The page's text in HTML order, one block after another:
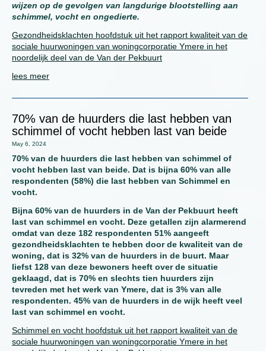
wijzen op de gevolgen van langdurige blootstelling aan
schimmel, vocht en ongedierte.
Gezondheidsklachten hoofdstuk uit het rapport kwaliteit van de
sociale huurwoningen van woningcorporatie Ymere in het
noordelijk deel van de Van der Pekbuurt
lees meer
70% van de huurders die last hebben van
schimmel of vocht hebben last van beide
May 6, 2024
70% van de huurders die last hebben van schimmel of
vocht hebben last van beide. Dat is bijna 60% van alle
respondenten (58%) die last hebben van Schimmel en
vocht.
Bijna 60% van de huurders in de Van der Pekbuurt heeft
last van schimmel en vocht. Deze getallen zijn alarmerend
omdat van deze 182 respondenten 51% aangeeft
gezondheidsklachten te hebben door de kwaliteit van de
woning, dat is 32% van de huurders in de buurt. Maar
liefst 128 van deze bewoners heeft over de situatie
geklaagd, dat is 70% en slechts tien huurders zijn
tevreden met het werk van Ymere, dat is 3% van alle
respondenten. 45% van de huurders in de wijk heeft veel
last van schimmel en vocht.
Schimmel en vocht hoofdstuk uit het rapport kwaliteit van de
sociale huurwoningen van woningcorporatie Ymere in het